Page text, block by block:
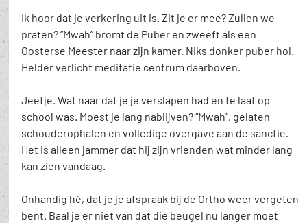
Ik hoor dat je verkering uit is. Zit je er mee? Zullen we
praten? “Mwah” bromt de Puber en zweeft als een
Oosterse Meester naar zijn kamer. Niks donker puber hol.
Helder verlicht meditatie centrum daarboven.
Jeetje. Wat naar dat je je verslapen had en te laat op
school was. Moest je lang nablijven? “Mwah”, gelaten
schouderophalen en volledige overgave aan de sanctie.
Het is alleen jammer dat hij zijn vrienden wat minder lang
kan zien vandaag.
Onhandig hè, dat je je afspraak bij de Ortho weer vergeten
bent. Baal je er niet van dat die beugel nu langer moet